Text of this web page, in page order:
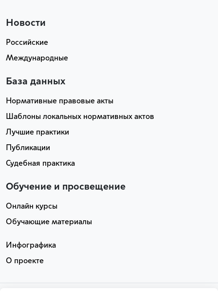
Новости
Российские
Международные
База данных
Нормативные правовые акты
Шаблоны локальных нормативных актов
Лучшие практики
Публикации
Судебная практика
Обучение и просвещение
Онлайн курсы
Обучающие материалы
Инфографика
О проекте